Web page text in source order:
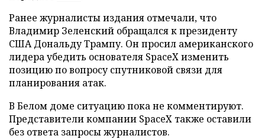
Ранее журналисты издания отмечали, что
Владимир Зеленский обращался к президенту
США Дональду Трампу. Он просил американского
лидера убедить основателя SpaceX изменить
позицию по вопросу спутниковой связи для
планирования атак.
В Белом доме ситуацию пока не комментируют.
Представители компании SpaceX также оставили
без ответа запросы журналистов.